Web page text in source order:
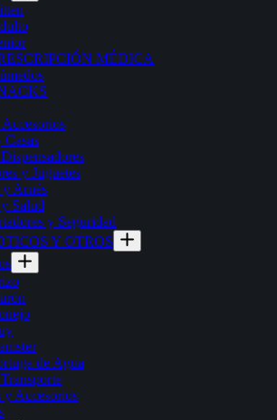
MÉDICA
Casas
y Juguetes
Arnés
Salud
y Seguridad
Y OTROS
de Agua
y Accesorios